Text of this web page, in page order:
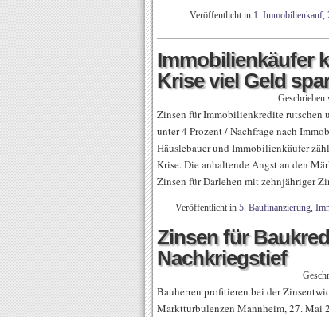
Veröffentlicht in 1. Immobilienkauf,
Immobilienkäufer
Krise viel Geld
Geschrieben
Zinsen für Immobilienkredite rutschen
unter 4 Prozent / Nachfrage nach
Häuslebauer und Immobilienkäufer
Krise. Die anhaltende Angst an den
Zinsen für Darlehen mit zehnjähriger
Veröffentlicht in 5. Baufinanzierung,
Zinsen für
Nachkriegstief
Bauherren profitieren bei der
Marktturbulenzen Mannheim, 27. Mai